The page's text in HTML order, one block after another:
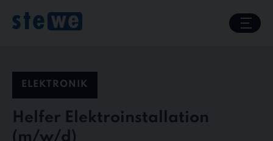
content
ELEKTRONIK
Helfer Elektroinstallation